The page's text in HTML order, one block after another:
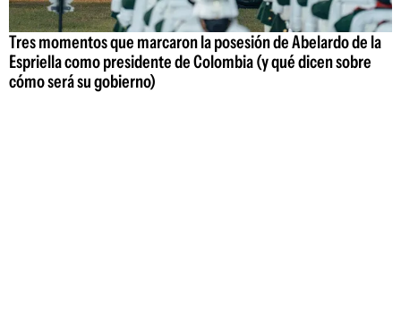
Tres momentos que marcaron la posesión de Abelardo de la
Espriella como presidente de Colombia (y qué dicen sobre
cómo será su gobierno)